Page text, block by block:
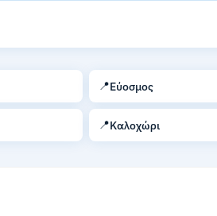
📍Εύοσμος
📍Καλοχώρι